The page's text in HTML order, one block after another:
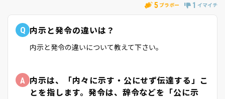
5 ブラボー 1 イマイチ
Q 内示と発令の違いは？
内示と発令の違いについて教えて下さい。
A 内示は、「内々に示す・公にせず伝達する」こ
とを指します。発令は、辞令などを「公に示